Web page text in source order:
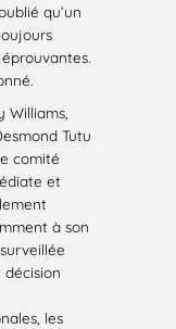
qu’un
Williams,
Tutu
comité
et
à son
décision
les